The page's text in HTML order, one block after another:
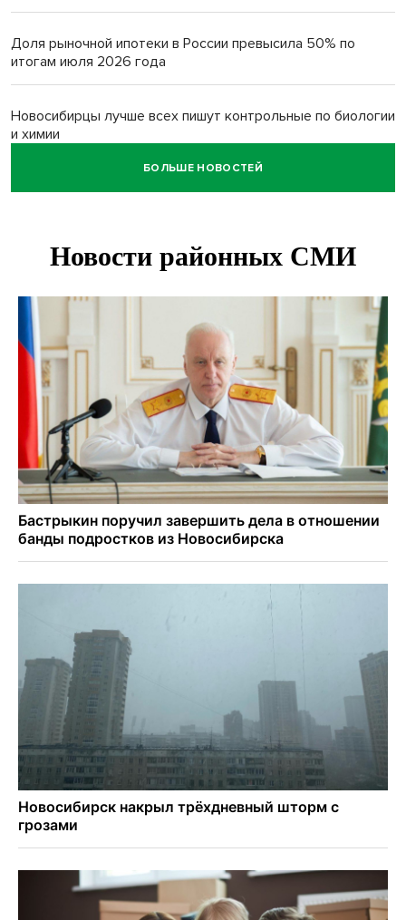
Доля рыночной ипотеки в России превысила 50% по
итогам июля 2026 года
Новосибирцы лучше всех пишут контрольные по биологии
и химии
БОЛЬШЕ НОВОСТЕЙ